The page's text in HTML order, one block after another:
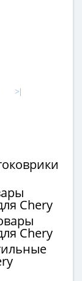
>|
Chery
Chery